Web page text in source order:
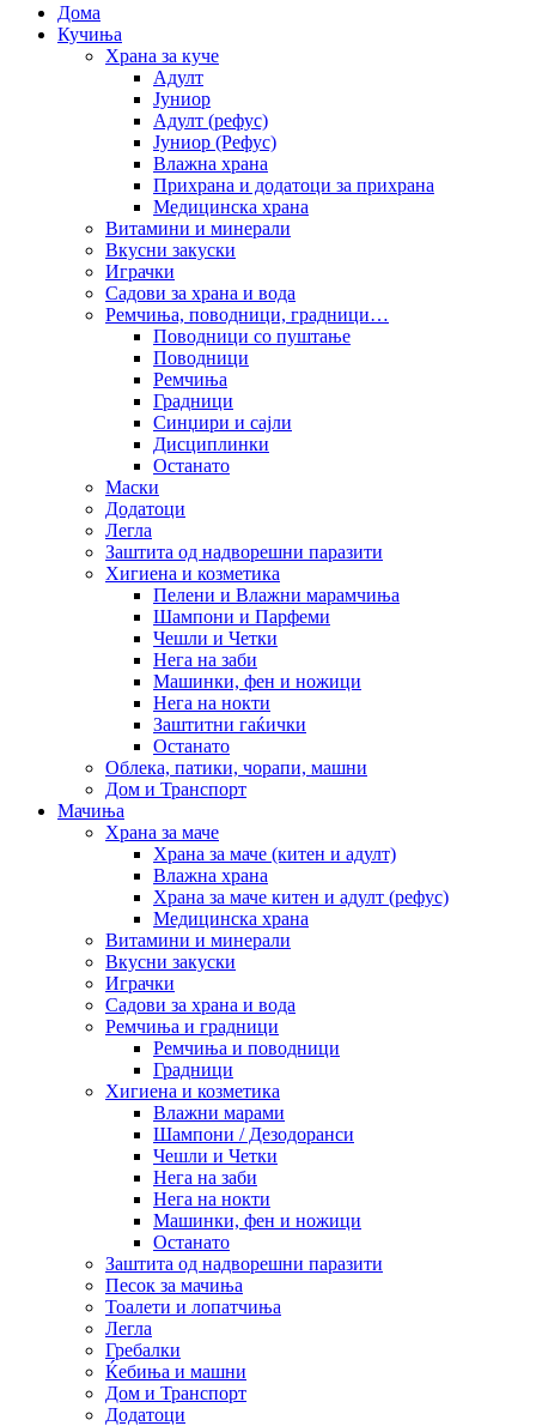
Дома
Кучиња
Храна за куче
Адулт
Јуниор
Адулт (рефус)
Јуниор (Рефус)
Влажна храна
Прихрана и додатоци за прихрана
Медицинска храна
Витамини и минерали
Вкусни закуски
Играчки
Садови за храна и вода
Ремчиња, поводници, градници…
Поводници со пуштање
Поводници
Ремчиња
Градници
Синџири и сајли
Дисциплинки
Останато
Маски
Додатоци
Легла
Заштита од надворешни паразити
Хигиена и козметика
Пелени и Влажни марамчиња
Шампони и Парфеми
Чешли и Четки
Нега на заби
Машинки, фен и ножици
Нега на нокти
Заштитни гаќички
Останато
Облека, патики, чорапи, машни
Дом и Транспорт
Мачиња
Храна за маче
Храна за маче (китен и адулт)
Влажна храна
Храна за маче китен и адулт (рефус)
Медицинска храна
Витамини и минерали
Вкусни закуски
Играчки
Садови за храна и вода
Ремчиња и градници
Ремчиња и поводници
Градници
Хигиена и козметика
Влажни марами
Шампони / Дезодоранси
Чешли и Четки
Нега на заби
Нега на нокти
Машинки, фен и ножици
Останато
Заштита од надворешни паразити
Песок за мачиња
Тоалети и лопатчиња
Легла
Гребалки
Ќебиња и машни
Дом и Транспорт
Додатоци